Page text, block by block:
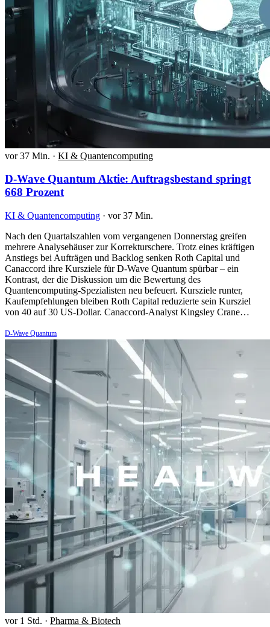
vor 37 Min. · KI & Quantencomputing
D-Wave Quantum Aktie: Auftragsbestand springt
668 Prozent
KI & Quantencomputing · vor 37 Min.
Nach den Quartalszahlen vom vergangenen Donnerstag greifen
mehrere Analysehäuser zur Korrekturschere. Trotz eines kräftigen
Anstiegs bei Aufträgen und Backlog senken Roth Capital und
Canaccord ihre Kursziele für D-Wave Quantum spürbar – ein
Kontrast, der die Diskussion um die Bewertung des
Quantencomputing-Spezialisten neu befeuert. Kursziele runter,
Kaufempfehlungen bleiben Roth Capital reduzierte sein Kursziel
von 40 auf 30 US-Dollar. Canaccord-Analyst Kingsley Crane…
D-Wave Quantum
vor 1 Std. · Pharma & Biotech